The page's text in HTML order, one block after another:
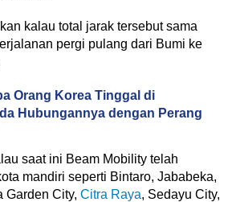
kalau total jarak tersebut sama
pergi pulang dari Bumi ke
Orang Korea Tinggal di
Hubungannya dengan Perang
saat ini Beam Mobility telah
mandiri seperti Bintaro, Jababeka,
Garden City, Citra Raya, Sedayu City,